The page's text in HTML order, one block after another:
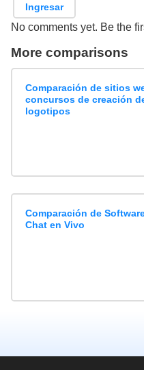
Ingresar
No comments yet. Be the
More comparisons
Comparación de sitios
concursos de creación
logotipos
Comparación de
Chat en Vivo